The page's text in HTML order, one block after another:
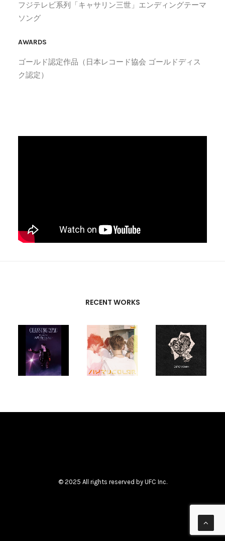
フジテレビ系列「キャサリン三世」エンディングテーマ
ソング
AWARDS
ゴールド認定作品（日本レコード協会 ゴールドディス
ク認定）
RECENT WORKS
CREATIVE
PARTNERS
UNISON
© 2025 All rights reserved by UFC Inc.